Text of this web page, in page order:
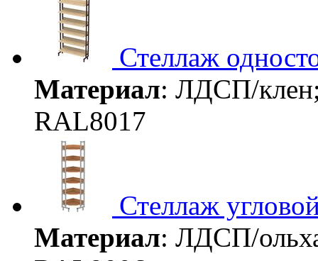
Стеллаж
Материал: ЛДСП/
RAL8017
Стеллаж
Материал: ЛДСП/